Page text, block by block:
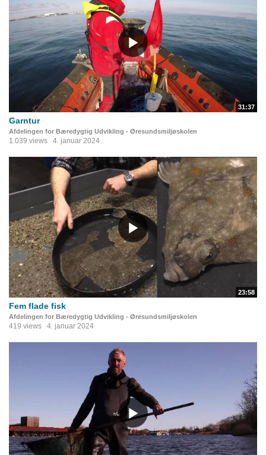
31:37
Garntur
Afdelingen for Bæredygtig Udvikling - Øresundsmiljøskolen
1.039 views 4. januar 2024
23:58
Fem flade fisk
Afdelingen for Bæredygtig Udvikling - Øresundsmiljøskolen
419 views 4. januar 2024